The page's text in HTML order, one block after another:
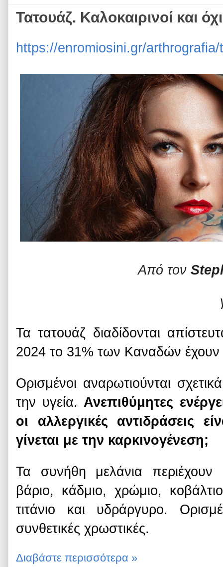
Τατουάζ. Καλοκαιρινοί και
https://enromiosini.gr/
Από τον
Τα τατουάζ διαδίδονται
2024 το 31% των Καναδών έχουν
Ορισμένοι αναρωτιούνται
την υγεία. Ανεπιθύμητες
οι αλλεργικές αντιδράσεις
γίνεται με την καρκινογένεση;
Τα συνήθη μελάνια
βάριο, κάδμιο, χρώμιο,
τιτάνιο και υδράργυρο.
συνθετικές χρωστικές.
Διαβάστε περισσότερα »